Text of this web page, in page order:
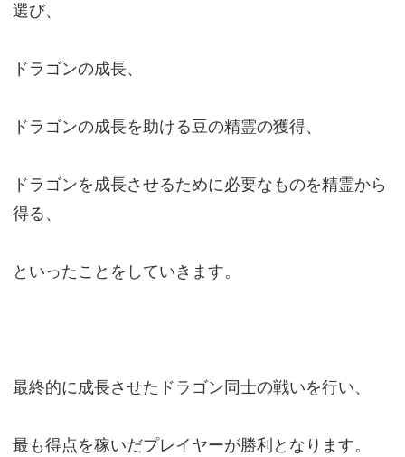
選び、
ドラゴンの成長、
ドラゴンの成長を助ける豆の精霊の獲得、
ドラゴンを成長させるために必要なものを精霊から
得る、
といったことをしていきます。
最終的に成長させたドラゴン同士の戦いを行い、
最も得点を稼いだプレイヤーが勝利となります。